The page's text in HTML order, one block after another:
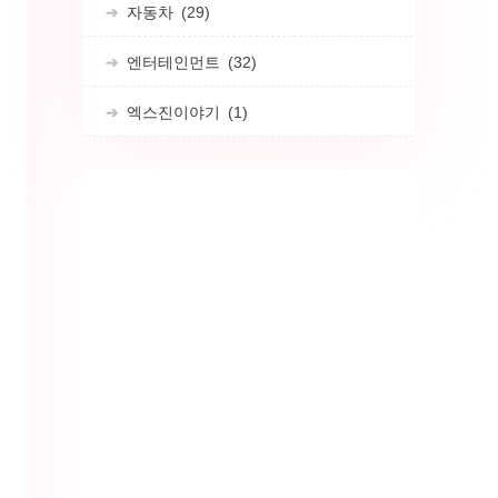
자동차 (29)
엔터테인먼트 (32)
엑스진이야기 (1)